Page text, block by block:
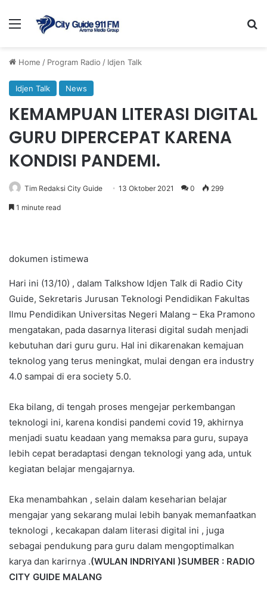
Menu
Home / Program Radio / Idjen Talk
Idjen Talk News
KEMAMPUAN LITERASI DIGITAL
GURU DIPERCEPAT KARENA
KONDISI PANDEMI.
Tim Redaksi City Guide 13 Oktober 2021 0 299
1 minute read
dokumen istimewa
Hari ini (13/10) , dalam Talkshow Idjen Talk di Radio City
Guide, Sekretaris Jurusan Teknologi Pendidikan Fakultas
Ilmu Pendidikan Universitas Negeri Malang – Eka Pramono
mengatakan, pada dasarnya literasi digital sudah menjadi
kebutuhan dari guru guru. Hal ini dikarenakan kemajuan
teknolog yang terus meningkat, mulai dengan era industry
4.0 sampai di era society 5.0.
Eka bilang, di tengah proses mengejar perkembangan
teknologi ini, karena kondisi pandemi covid 19, akhirnya
menjadi suatu keadaan yang memaksa para guru, supaya
lebih cepat beradaptasi dengan teknologi yang ada, untuk
kegiatan belajar mengajarnya.
Eka menambahkan , selain dalam keseharian belajar
mengajar yang sekarang mulai lebih banyak memanfaatkan
teknologi , kecakapan dalam literasi digital ini , juga
sebagai pendukung para guru dalam mengoptimalkan
karya dan karirnya .(WULAN INDRIYANI )SUMBER : RADIO
CITY GUIDE MALANG